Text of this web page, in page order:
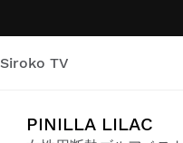
Siroko TV
PINILLA LILAC